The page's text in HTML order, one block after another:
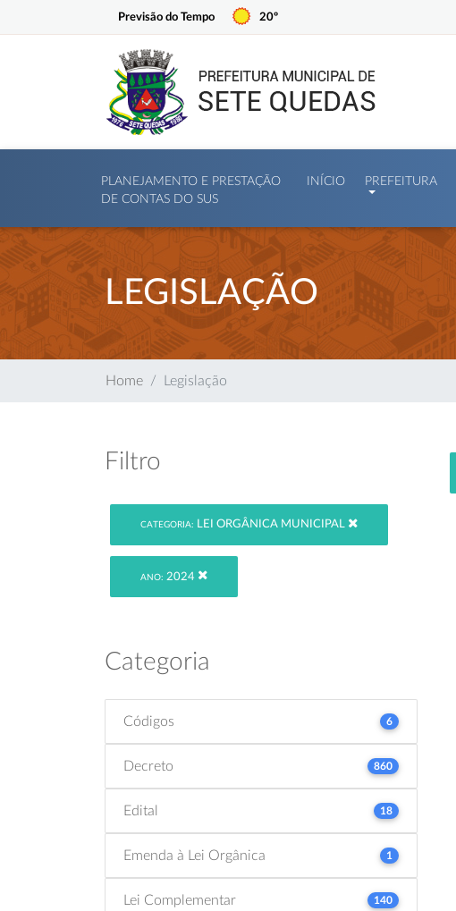
Previsão do Tempo 20º
PLANEJAMENTO E PRESTAÇÃO
DE CONTAS DO SUS
INÍCIO PREFEITURA
LEGISLAÇÃO
Home Legislação
Filtro
CATEGORIA: LEI ORGÂNICA MUNICIPAL
ANO: 2024
Categoria
Códigos 6
Decreto 860
Edital 18
Emenda à Lei Orgânica 1
Lei Complementar 140